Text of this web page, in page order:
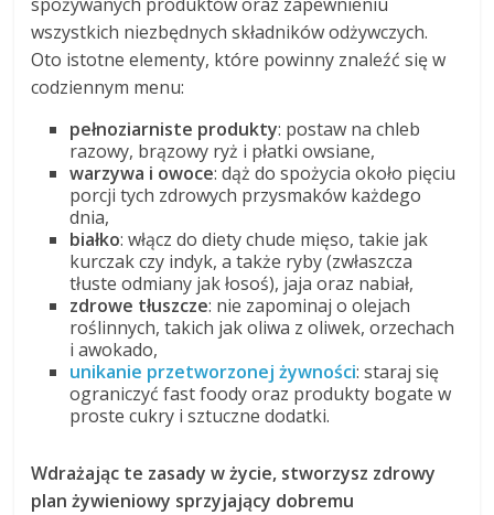
wszystkich niezbędnych składników odżywczych.
Oto istotne elementy, które powinny znaleźć się w
codziennym menu:
pełnoziarniste produkty: postaw na chleb
razowy, brązowy ryż i płatki owsiane,
warzywa i owoce: dąż do spożycia około pięciu
porcji tych zdrowych przysmaków każdego
dnia,
białko: włącz do diety chude mięso, takie jak
kurczak czy indyk, a także ryby (zwłaszcza
tłuste odmiany jak łosoś), jaja oraz nabiał,
zdrowe tłuszcze: nie zapominaj o olejach
roślinnych, takich jak oliwa z oliwek, orzechach
i awokado,
unikanie przetworzonej żywności: staraj się
ograniczyć fast foody oraz produkty bogate w
proste cukry i sztuczne dodatki.
Wdrażając te zasady w życie, stworzysz zdrowy
plan żywieniowy sprzyjający dobremu